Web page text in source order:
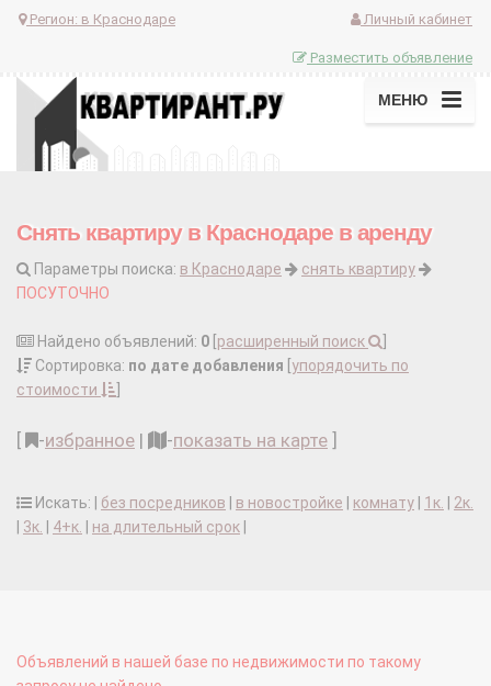
Регион: в Краснодаре Личный кабинет
Разместить объявление
МЕНЮ
Снять квартиру в Краснодаре в аренду
Параметры поиска: в Краснодаре
снять квартиру
ПОСУТОЧНО
Найдено объявлений: 0 расширенный поиск
Сортировка: по дате добавления упорядочить по
стоимости
-избранное | -показать на карте
Искать: | без посредников в новостройке комнату 1к.
2к.
3к. 4+к. на длительный срок
Объявлений в нашей базе по недвижимости по такому